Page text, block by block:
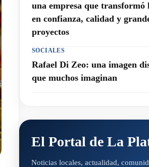
una empresa que transformó
en confianza, calidad y
proyectos
SOCIALES
Rafael Di Zeo: una imagen
que muchos imaginan
El Portal de La
Noticias locales, actualidad,